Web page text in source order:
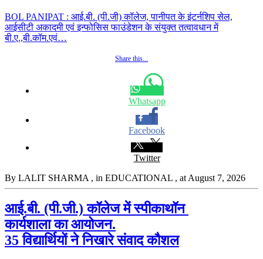
BOL PANIPAT : आई.बी. (पी.जी) कॉलेज, पानीपत के इंटर्नशिप सेल,
आईसीटी अकादमी एवं इन्फोसिस फाउंडेशन के संयुक्त तत्वावधान में
बी.ए.,बी.कॉम.एवं…
Share this...
Whatsapp
Facebook
Twitter
By LALIT SHARMA , in EDUCATIONAL , at August 7, 2026
आई.बी. (पी.जी.) कॉलेज में स्पीकाथॉन
कार्यशाला का आयोजन.
35 विद्यार्थियों ने निखारे संवाद कौशल